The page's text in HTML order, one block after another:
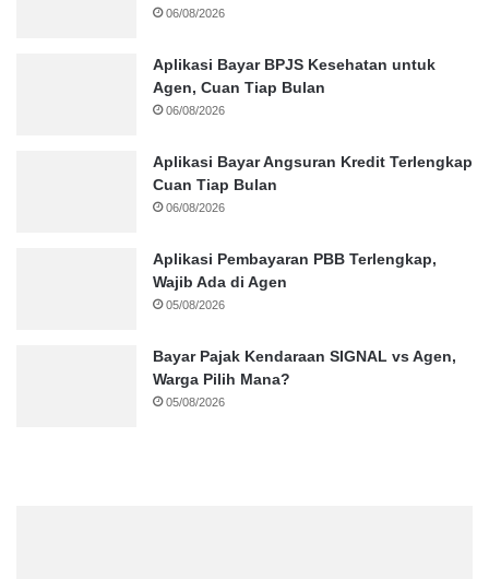
06/08/2026
Aplikasi Bayar BPJS Kesehatan untuk
Agen, Cuan Tiap Bulan
06/08/2026
Aplikasi Bayar Angsuran Kredit Terlengkap
Cuan Tiap Bulan
06/08/2026
Aplikasi Pembayaran PBB Terlengkap,
Wajib Ada di Agen
05/08/2026
Bayar Pajak Kendaraan SIGNAL vs Agen,
Warga Pilih Mana?
05/08/2026